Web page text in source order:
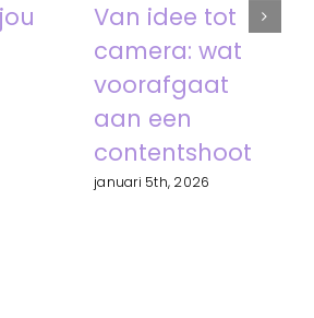
Van idee tot
camera: wat
voorafgaat
aan een
contentshoot
januari 5th, 2026